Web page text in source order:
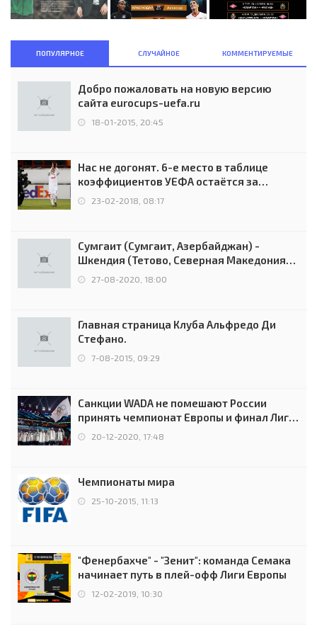
ПОПУЛЯРНОЕ СЛУЧАЙНОЕ КОММЕНТИРУЕМЫЕ
Добро пожаловать на новую версию
сайта eurocups-uefa.ru
18-01-2015, 20:45
Нас не догонят. 6-е место в таблице
коэффициентов УЕФА остаётся за
Россией
23-02-2018, 08:17
Сумгаит (Сумгаит, Азербайджан) -
Шкендия (Тетово, Северная Македония) -
0:2 (0:0)
27-08-2020, 18:00
Главная страница Клуба Альфредо Ди
Стефано.
7-08-2015, 09:29
Санкции WADA не помешают России
принять чемпионат Европы и финал Лиги
чемпионов.
20-12-2020, 17:48
Чемпионаты мира
25-10-2015, 11:13
"Фенербахче" - "Зенит": команда Семака
начинает путь в плей-офф Лиги Европы
12-02-2019, 10:30